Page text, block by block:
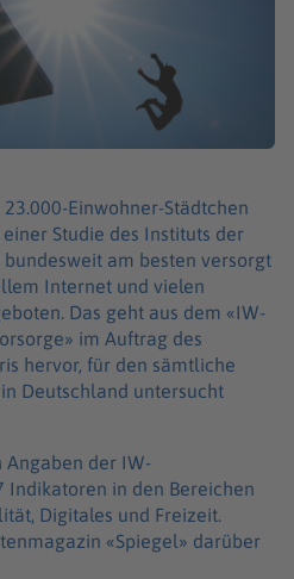
23.000-Einwohner-Städtchen
Studie des Instituts der
am besten versorgt
Internet und vielen
Das geht aus dem «IW-
im Auftrag des
hervor, für den sämtliche
Deutschland untersucht
der IW-
Indikatoren in den Bereichen
Digitales und Freizeit.
«Spiegel» darüber